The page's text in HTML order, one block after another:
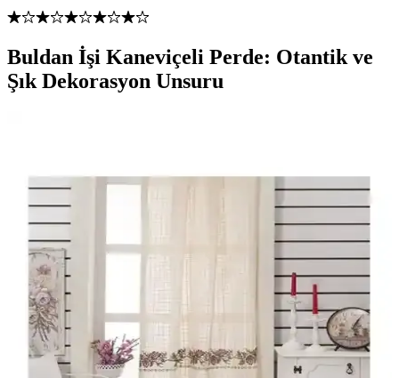
Buldan İşi Kaneviçeli Perde: Otantik ve
Şık Dekorasyon Unsuru